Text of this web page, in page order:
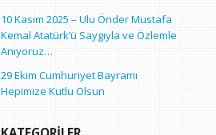
10 Kasım 2025 – Ulu Önder Mustafa
Kemal Atatürk’ü Saygıyla ve Özlemle
Anıyoruz…
29 Ekim Cumhuriyet Bayramı
Hepimize Kutlu Olsun